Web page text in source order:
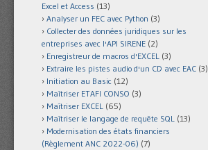
Excel et Access (13)
Analyser un FEC avec Python (3)
Collecter des données juridiques sur les
entreprises avec l'API SIRENE (2)
Enregistreur de macros d'EXCEL (3)
Extraire les pistes audio d'un CD avec EAC (3)
Initiation au Basic (12)
Maîtriser ETAFI CONSO (3)
Maîtriser EXCEL (65)
Maîtriser le langage de requête SQL (13)
Modernisation des états financiers
(Règlement ANC 2022-06) (7)